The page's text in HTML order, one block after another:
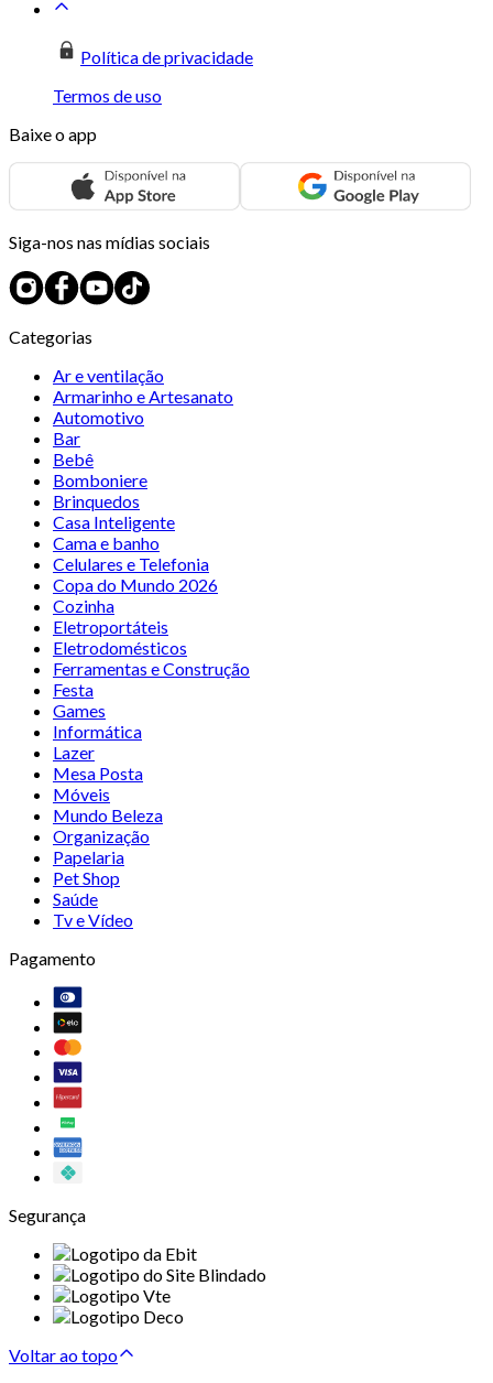
Política de privacidade
Termos de uso
Baixe o app
Siga-nos nas mídias sociais
Categorias
Ar e ventilação
Armarinho e Artesanato
Automotivo
Bar
Bebê
Bomboniere
Brinquedos
Casa Inteligente
Cama e banho
Celulares e Telefonia
Copa do Mundo 2026
Cozinha
Eletroportáteis
Eletrodomésticos
Ferramentas e Construção
Festa
Games
Informática
Lazer
Mesa Posta
Móveis
Mundo Beleza
Organização
Papelaria
Pet Shop
Saúde
Tv e Vídeo
Pagamento
Segurança
Voltar ao topo